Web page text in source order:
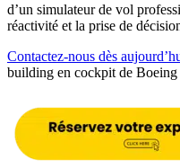
d’un simulateur de vol
réactivité et la prise de
Contactez-nous dès
building en cockpit de Boeing